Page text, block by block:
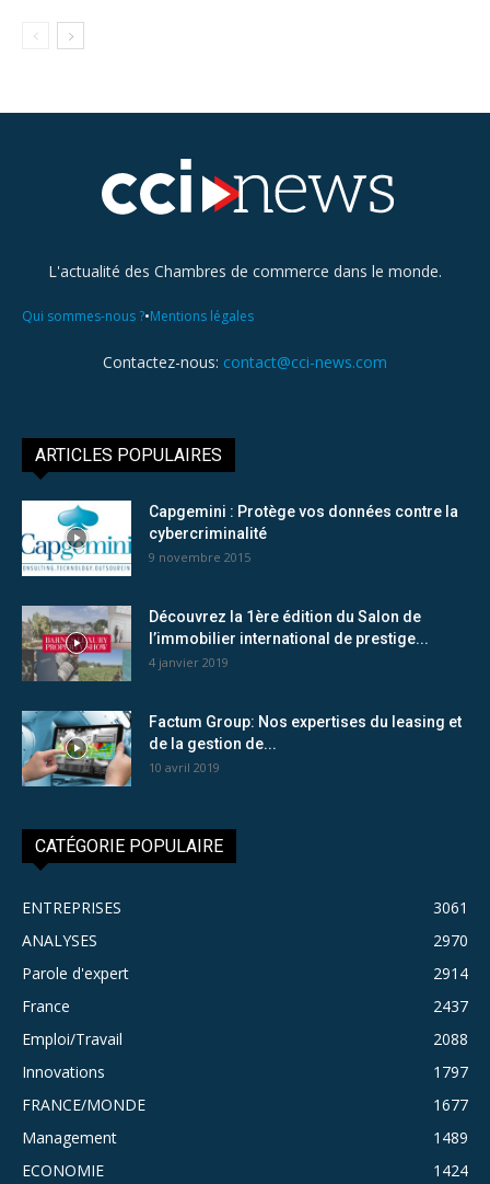
L'actualité des Chambres de commerce dans le monde.
Qui sommes-nous ?•Mentions légales
Contactez-nous: contact@cci-news.com
ARTICLES POPULAIRES
Capgemini : Protège vos données contre la
cybercriminalité
9 novembre 2015
Découvrez la 1ère édition du Salon de
l’immobilier international de prestige...
4 janvier 2019
Factum Group: Nos expertises du leasing et
de la gestion de...
10 avril 2019
CATÉGORIE POPULAIRE
ENTREPRISES
3061
ANALYSES
2970
Parole d'expert
2914
France
2437
Emploi/Travail
2088
Innovations
1797
FRANCE/MONDE
1677
Management
1489
ECONOMIE
1424